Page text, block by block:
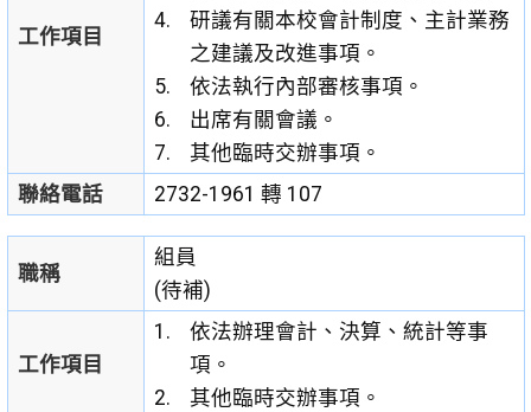
工作項目
研議有關本校會計制度、主計業務
之建議及改進事項。
依法執行內部審核事項。
出席有關會議。
其他臨時交辦事項。
聯絡電話
2732-1961 轉 107
職稱
組員
(待補)
工作項目
依法辦理會計、決算、統計等事
項。
其他臨時交辦事項。